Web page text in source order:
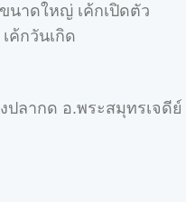
นาดใหญ่ เค้กเปิดตัว
ค้กวันเกิด
ปลากด อ.พระสมุทรเจดีย์